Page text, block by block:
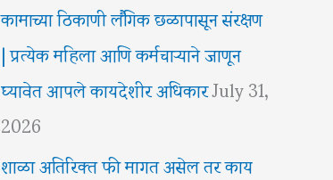
कामाच्या ठिकाणी लैंगिक छळापासून संरक्षण
| प्रत्येक महिला आणि कर्मचाऱ्याने जाणून
घ्यावेत आपले कायदेशीर अधिकारJuly 31,
2026
शाळा अतिरिक्त फी मागत असेल तर काय